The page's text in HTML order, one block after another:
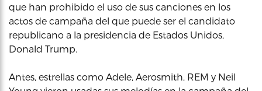
que han prohibido el uso de sus canciones en los
actos de campaña del que puede ser el candidato
republicano a la presidencia de Estados Unidos,
Donald Trump.
Antes, estrellas como Adele, Aerosmith, REM y Neil